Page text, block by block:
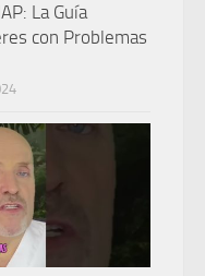
La Guía
con Problemas